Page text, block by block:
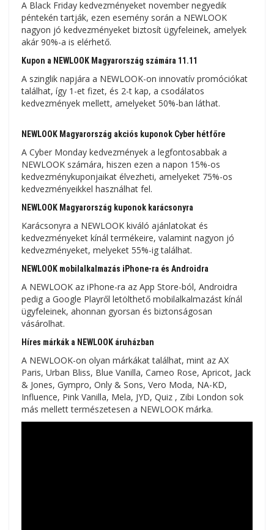
A Black Friday kedvezményeket november negyedik
péntekén tartják, ezen esemény során a NEWLOOK
nagyon jó kedvezményeket biztosít ügyfeleinek, amelyek
akár 90%-a is elérhető.
Kupon a NEWLOOK Magyarország számára 11.11
A szinglik napjára a NEWLOOK-on innovatív promóciókat
találhat, így 1-et fizet, és 2-t kap, a csodálatos
kedvezmények mellett, amelyeket 50%-ban láthat.
NEWLOOK Magyarország akciós kuponok Cyber ​​​​hétfőre
A Cyber ​​​​Monday kedvezmények a legfontosabbak a
NEWLOOK számára, hiszen ezen a napon 15%-os
kedvezménykuponjaikat élvezheti, amelyeket 75%-os
kedvezményeikkel használhat fel.
NEWLOOK Magyarország kuponok karácsonyra
Karácsonyra a NEWLOOK kiváló ajánlatokat és
kedvezményeket kínál termékeire, valamint nagyon jó
kedvezményeket, melyeket 55%-ig találhat.
NEWLOOK mobilalkalmazás iPhone-ra és Androidra
A NEWLOOK az iPhone-ra az App Store-ból, Androidra
pedig a Google Playről letölthető mobilalkalmazást kínál
ügyfeleinek, ahonnan gyorsan és biztonságosan
vásárolhat.
Híres márkák a NEWLOOK áruházban
A NEWLOOK-on olyan márkákat találhat, mint az AX
Paris, Urban Bliss, Blue Vanilla, Cameo Rose, Apricot, Jack
& Jones, Gympro, Only & Sons, Vero Moda, NA-KD,
Influence, Pink Vanilla, Mela, JYD, Quiz , Zibi London sok
más mellett természetesen a NEWLOOK márka.